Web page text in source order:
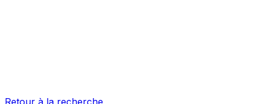
Retour à la recherche